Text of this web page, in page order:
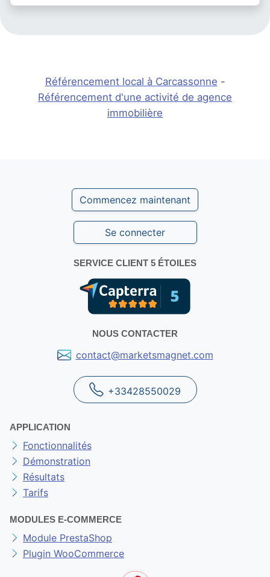
Référencement local à Carcassonne -
Référencement d'une activité de agence
immobilière
Commencez maintenant
Se connecter
SERVICE CLIENT 5 ÉTOILES
NOUS CONTACTER
contact@marketsmagnet.com
+33428550029
APPLICATION
Fonctionnalités
Démonstration
Résultats
Tarifs
MODULES E-COMMERCE
Module PrestaShop
Plugin WooCommerce